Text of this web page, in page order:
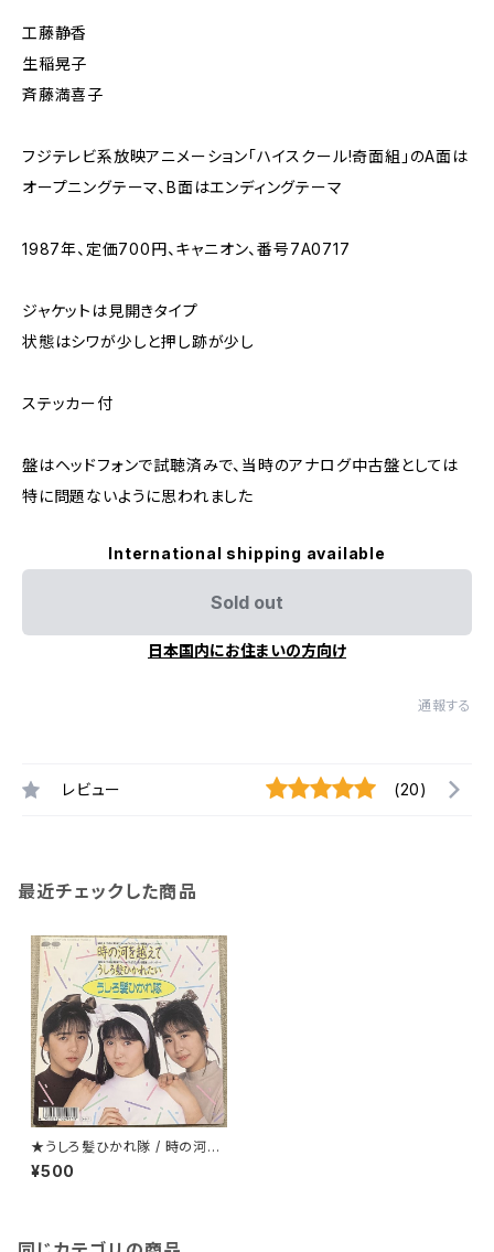
工藤静香
生稲晃子
斉藤満喜子
フジテレビ系放映アニメーション｢ハイスクール!奇面組｣のA面は
オープニングテーマ、B面はエンディングテーマ
1987年、定価700円、キャニオン、番号7A0717
ジャケットは見開きタイプ
状態はシワが少しと押し跡が少し
ステッカー付
盤はヘッドフォンで試聴済みで、当時のアナログ中古盤としては
特に問題ないように思われました
International shipping available
Sold out
日本国内にお住まいの方向け
通報する
レビュー (20)
最近チェックした商品
★うしろ髪ひかれ隊 / 時の河を
越えて ステッカー付
¥500